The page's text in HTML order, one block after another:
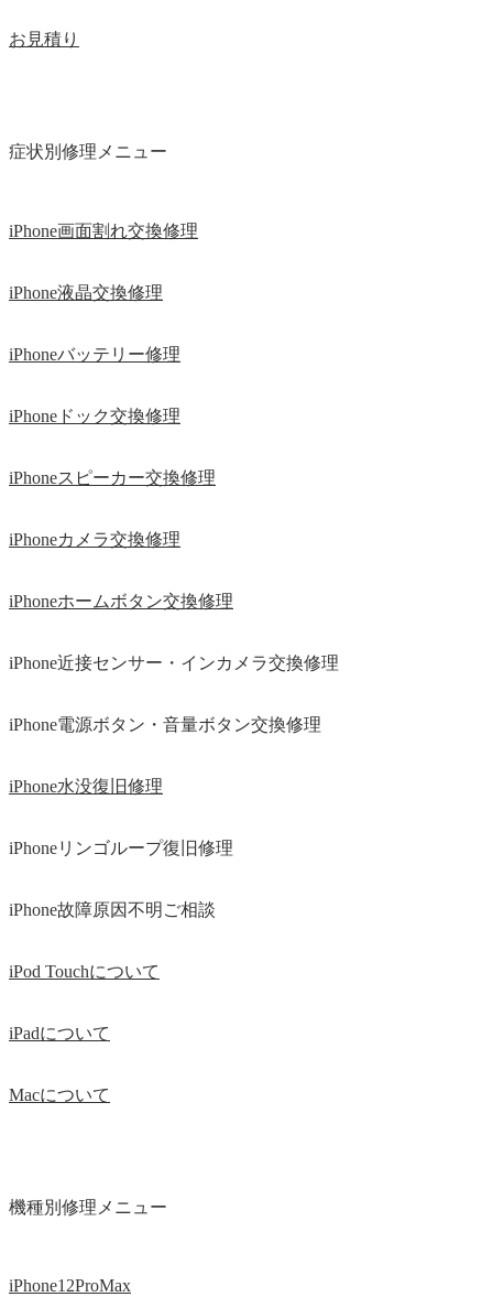
お見積り
症状別修理メニュー
iPhone画面割れ交換修理
iPhone液晶交換修理
iPhoneバッテリー修理
iPhoneドック交換修理
iPhoneスピーカー交換修理
iPhoneカメラ交換修理
iPhoneホームボタン交換修理
iPhone近接センサー・インカメラ交換修理
iPhone電源ボタン・音量ボタン交換修理
iPhone水没復旧修理
iPhoneリンゴループ復旧修理
iPhone故障原因不明ご相談
iPod Touchについて
iPadについて
Macについて
機種別修理メニュー
iPhone12ProMax